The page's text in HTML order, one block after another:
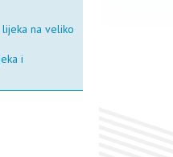
na veliko
i